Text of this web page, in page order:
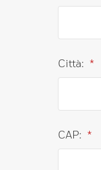
*
Città:
*
CAP: